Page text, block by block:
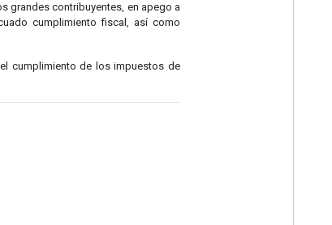
grandes contribuyentes, en apego a
cumplimiento fiscal, así como
cumplimiento de los impuestos de